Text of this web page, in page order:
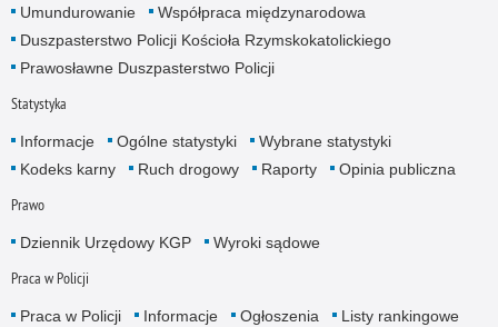
Umundurowanie
Współpraca międzynarodowa
Duszpasterstwo Policji Kościoła Rzymskokatolickiego
Prawosławne Duszpasterstwo Policji
Statystyka
Informacje Ogólne statystyki
Wybrane statystyki
Kodeks karny
Ruch drogowy Raporty Opinia publiczna
Prawo
Dziennik Urzędowy KGP Wyroki sądowe
Praca w Policji
Praca w Policji Informacje Ogłoszenia
Listy rankingowe